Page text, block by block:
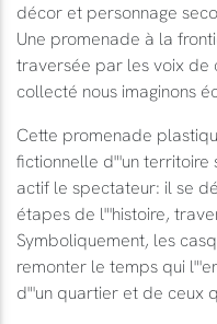
décor et personnage
Une promenade à la
traversée par les voix
collecté nous imaginons
Cette promenade
fictionnelle d"'un territoire
actif le spectateur: il se
étapes de l"'histoire,
Symboliquement, les
remonter le temps qui
d"'un quartier et de ceux